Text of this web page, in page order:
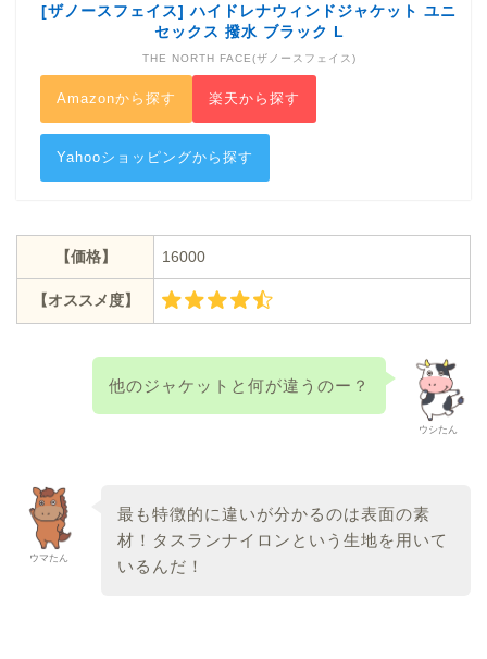
[ザノースフェイス] ハイドレナウィンドジャケット ユニ
セックス 撥水 ブラック L
THE NORTH FACE(ザノースフェイス)
Amazonから探す 楽天から探す
Yahooショッピングから探す
【価格】 16000
【オススメ度】
ウシたん
他のジャケットと何が違うのー？
ウマたん
最も特徴的に違いが分かるのは表面の素
材！タスランナイロンという生地を用いて
いるんだ！